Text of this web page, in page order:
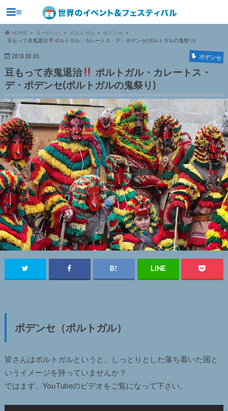
≡
HOME ヨーロッパ ポルトガル
ポデンセ
豆もって赤鬼退治
ポルトガル・カレートス・デ・ポデンセ(ポルトガルの鬼祭り)
2018.03.05 ポデンセ
豆もって赤鬼退治
ポルトガル・カレートス・
デ・ポデンセ(ポルトガルの鬼祭り)
ポデンセ（ポルトガル）
皆さんはポルトガルというと、しっとりとした落ち着いた国と
いうイメージを持っていませんか？
ではまず、YouTubeのビデオをご覧になって下さい。